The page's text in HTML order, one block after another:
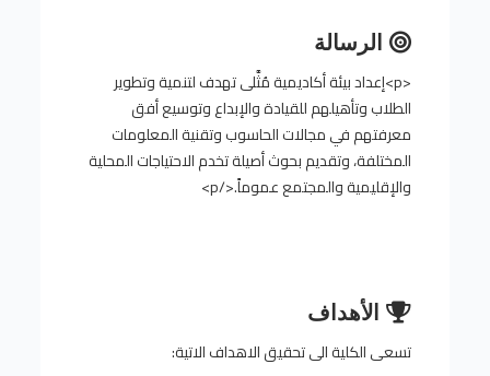
الرسالة
<p>إعداد بيئة أكاديمية مُثَّلى تهدف لتنمية وتطوير
الطلاب وتأهيلهم للقيادة والإبداع وتوسيع أفق
معرفتهم في مجالات الحاسوب وتقنية المعلومات
المختلفة، وتقديم بحوث أصيلة تخدم الاحتياجات المحلية
والإقليمية والمجتمع عموماً.</p>
الأهداف
تسعى الكلية الى تحقيق الاهداف الاتية: